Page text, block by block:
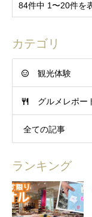
84件中 1〜20件を
カテゴリ
観光体験
グルメレポー
全ての記事
ランキング